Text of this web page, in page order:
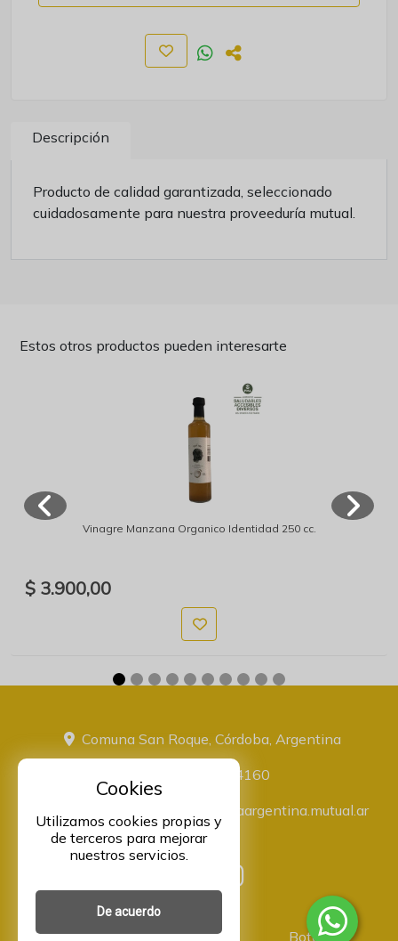
Cookies
Utilizamos cookies propias y
de terceros para mejorar
nuestros servicios.
De acuerdo
Descripción
Producto de calidad garantizada, seleccionado
cuidadosamente para nuestra proveeduría mutual.
Estos otros productos pueden interesarte
Vinagre Manzana Organico Identidad 250 cc.
$ 3.900,00
Comuna San Roque, Córdoba, Argentina
+543516774160
administracion@proveeduriaargentina.mutual.ar
Asociación Mutual Integrantes Botón de